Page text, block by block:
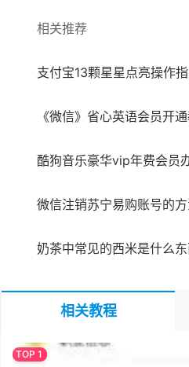
相关推荐
支付宝13颗星星点亮操作
《微信》省心英语会员开
酷狗音乐豪华vip年费会员
微信注销苏宁易购账号的
奶茶中常见的西米是什么
相关教程